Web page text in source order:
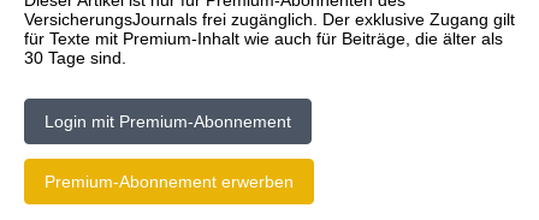
VersicherungsJournals frei zugänglich. Der exklusive Zugang gilt
für Texte mit Premium-Inhalt wie auch für Beiträge, die älter als
30 Tage sind.
Login mit Premium-Abonnement
Premium-Abonnement erwerben